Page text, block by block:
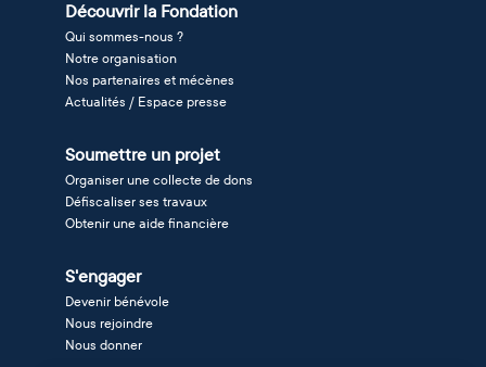
Découvrir la Fondation
Qui sommes-nous ?
Notre organisation
Nos partenaires et mécènes
Actualités / Espace presse
Soumettre un projet
Organiser une collecte de dons
Défiscaliser ses travaux
Obtenir une aide financière
S'engager
Devenir bénévole
Nous rejoindre
Nous donner